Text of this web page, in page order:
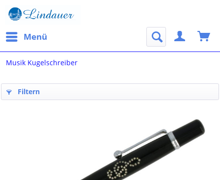
Menü
Musik Kugelschreiber
Filtern